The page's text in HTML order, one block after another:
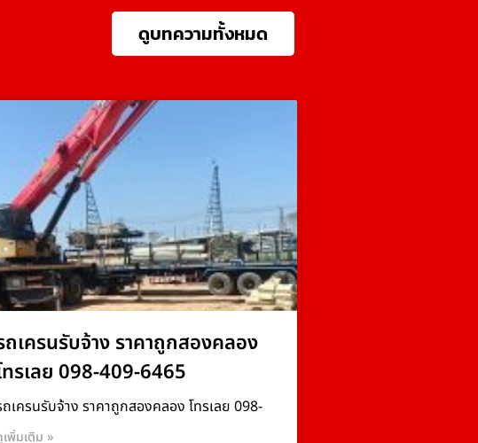
ดูบทความทั้งหมด
ถเครนรับจ้าง ราคาถูกสองคลอง
ทรเลย 098-409-6465
เครนรับจ้าง ราคาถูกสองคลอง โทรเลย 098-
เพิ่มเติม »